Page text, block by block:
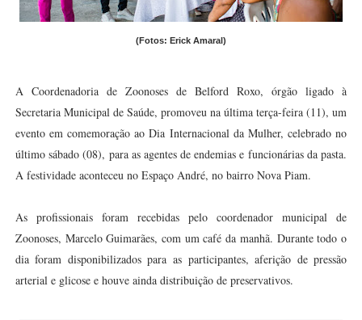
(Fotos: Erick Amaral)
A Coordenadoria de Zoonoses de Belford Roxo, órgão ligado à
Secretaria Municipal de Saúde, promoveu na última terça-feira (11), um
evento em comemoração ao Dia Internacional da Mulher, celebrado no
último sábado (08), para as agentes de endemias e funcionárias da pasta.
A festividade aconteceu no Espaço André, no bairro Nova Piam.
As profissionais foram recebidas pelo coordenador municipal de
Zoonoses, Marcelo Guimarães, com um café da manhã. Durante todo o
dia foram disponibilizados para as participantes, aferição de pressão
arterial e glicose e houve ainda distribuição de preservativos.